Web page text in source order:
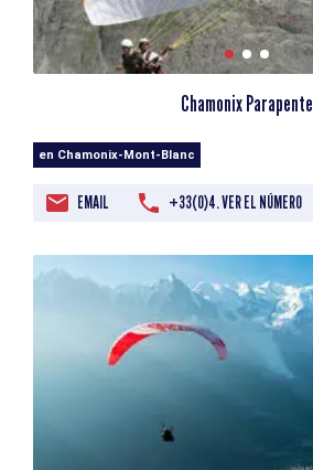
Chamonix Parapente
en Chamonix-Mont-Blanc
EMAIL +33(0)4. VER EL NÚMERO